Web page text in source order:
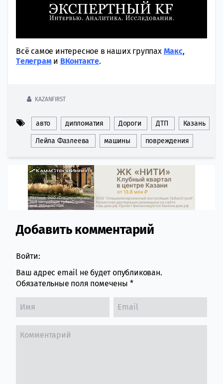
Всё самое интересное в наших группах Макс,
Tелеграми ВКонтакте.
KAZANFIRST
авто дипломатия Дороги ДТП Казань
Лейла Фазлеева машины повреждения
Comment section
Добавить комментарий
Войти:
Ваш адрес email не будет опубликован.
Обязательные поля помечены *